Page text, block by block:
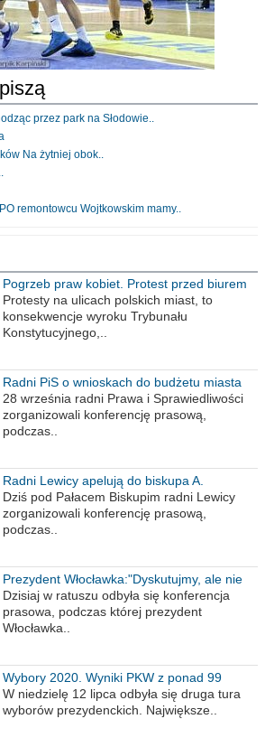
przez park na Słodowie..
Na żytniej obok..
remontowcu Wojtkowskim mamy..
Pogrzeb praw kobiet. Protest przed biurem
poselskim PiS
Protesty na ulicach polskich miast, to
konsekwencje wyroku Trybunału
Konstytucyjnego,..
Radni PiS o wnioskach do budżetu miasta
na 2021 rok
28 września radni Prawa i Sprawiedliwości
zorganizowali konferencję prasową,
podczas..
Radni Lewicy apelują do biskupa A.
Wiesława Meringa
Dziś pod Pałacem Biskupim radni Lewicy
zorganizowali konferencję prasową,
podczas..
Prezydent Włocławka:"Dyskutujmy, ale nie
obrażajmy się”
Dzisiaj w ratuszu odbyła się konferencja
prasowa, podczas której prezydent
Włocławka..
Wybory 2020. Wyniki PKW z ponad 99
procent obwodów
W niedzielę 12 lipca odbyła się druga tura
wyborów prezydenckich. Największe..